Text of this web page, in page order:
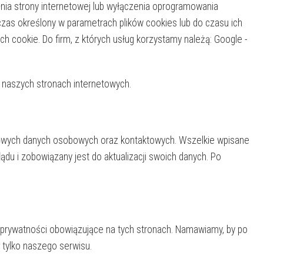
strony internetowej lub wyłączenia oprogramowania
określony w parametrach plików cookies lub do czasu ich
cookie. Do firm, z których usług korzystamy należą: Google -
stronach internetowych.
danych osobowych oraz kontaktowych. Wszelkie wpisane
i zobowiązany jest do aktualizacji swoich danych. Po
obowiązujące na tych stronach. Namawiamy, by po
naszego serwisu.